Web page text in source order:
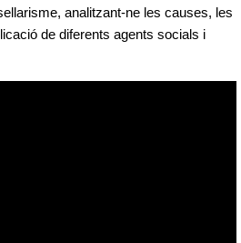
analitzant-ne les causes, les
de diferents agents socials i